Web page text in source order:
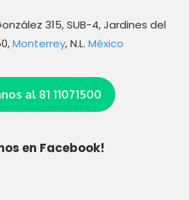
315, SUB-4, Jardines del
Monterrey, N.L. México
al 81 11071500
en Facebook!